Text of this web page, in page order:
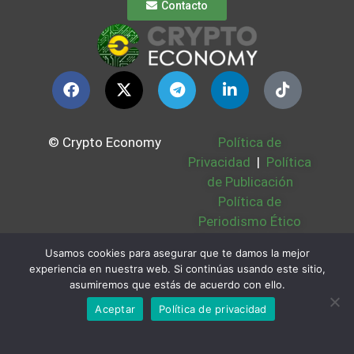
Contacto
© Crypto Economy
Política de
Privacidad | Política
de Publicación
Política de
Periodismo Ético
Bases Legales |
Partners | Sobre
Nosotros
Usamos cookies para asegurar que te damos la mejor
experiencia en nuestra web. Si continúas usando este sitio,
asumiremos que estás de acuerdo con ello.
Aceptar
Política de privacidad